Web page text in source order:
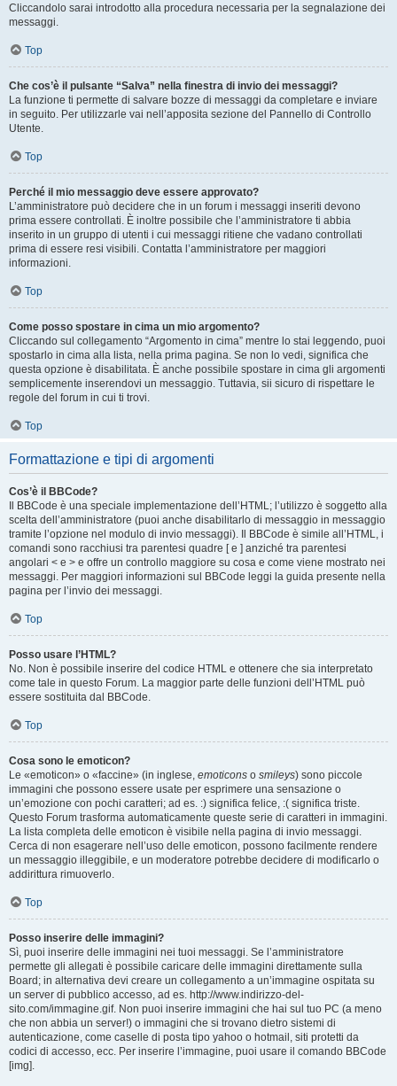
Cliccandolo sarai introdotto alla procedura necessaria per la segnalazione dei
messaggi.
Top
Che cos’è il pulsante “Salva” nella finestra di invio dei messaggi?
La funzione ti permette di salvare bozze di messaggi da completare e inviare
in seguito. Per utilizzarle vai nell’apposita sezione del Pannello di Controllo
Utente.
Top
Perché il mio messaggio deve essere approvato?
L’amministratore può decidere che in un forum i messaggi inseriti devono
prima essere controllati. È inoltre possibile che l’amministratore ti abbia
inserito in un gruppo di utenti i cui messaggi ritiene che vadano controllati
prima di essere resi visibili. Contatta l’amministratore per maggiori
informazioni.
Top
Come posso spostare in cima un mio argomento?
Cliccando sul collegamento “Argomento in cima” mentre lo stai leggendo, puoi
spostarlo in cima alla lista, nella prima pagina. Se non lo vedi, significa che
questa opzione è disabilitata. È anche possibile spostare in cima gli argomenti
semplicemente inserendovi un messaggio. Tuttavia, sii sicuro di rispettare le
regole del forum in cui ti trovi.
Top
Formattazione e tipi di argomenti
Cos’è il BBCode?
Il BBCode è una speciale implementazione dell’HTML; l’utilizzo è soggetto alla
scelta dell’amministratore (puoi anche disabilitarlo di messaggio in messaggio
tramite l’opzione nel modulo di invio messaggi). Il BBCode è simile all’HTML, i
comandi sono racchiusi tra parentesi quadre [ e ] anziché tra parentesi
angolari < e > e offre un controllo maggiore su cosa e come viene mostrato nei
messaggi. Per maggiori informazioni sul BBCode leggi la guida presente nella
pagina per l’invio dei messaggi.
Top
Posso usare l’HTML?
No. Non è possibile inserire del codice HTML e ottenere che sia interpretato
come tale in questo Forum. La maggior parte delle funzioni dell’HTML può
essere sostituita dal BBCode.
Top
Cosa sono le emoticon?
Le «emoticon» o «faccine» (in inglese, emoticons o smileys) sono piccole
immagini che possono essere usate per esprimere una sensazione o
un’emozione con pochi caratteri; ad es. :) significa felice, :( significa triste.
Questo Forum trasforma automaticamente queste serie di caratteri in immagini.
La lista completa delle emoticon è visibile nella pagina di invio messaggi.
Cerca di non esagerare nell’uso delle emoticon, possono facilmente rendere
un messaggio illeggibile, e un moderatore potrebbe decidere di modificarlo o
addirittura rimuoverlo.
Top
Posso inserire delle immagini?
Sì, puoi inserire delle immagini nei tuoi messaggi. Se l’amministratore
permette gli allegati è possibile caricare delle immagini direttamente sulla
Board; in alternativa devi creare un collegamento a un’immagine ospitata su
un server di pubblico accesso, ad es. http://www.indirizzo-del-
sito.com/immagine.gif. Non puoi inserire immagini che hai sul tuo PC (a meno
che non abbia un server!) o immagini che si trovano dietro sistemi di
autenticazione, come caselle di posta tipo yahoo o hotmail, siti protetti da
codici di accesso, ecc. Per inserire l’immagine, puoi usare il comando BBCode
[img].